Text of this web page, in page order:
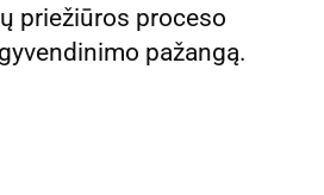
priežiūros proceso
pažangą.